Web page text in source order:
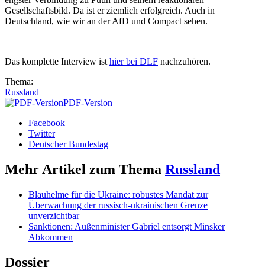
Gesellschaftsbild. Da ist er ziemlich erfolgreich. Auch in
Deutschland, wie wir an der AfD und Compact sehen.
Das komplette Interview ist hier bei DLF nachzuhören.
Thema:
Russland
PDF-Version
Facebook
Twitter
Deutscher Bundestag
Mehr Artikel zum Thema Russland
Blauhelme für die Ukraine: robustes Mandat zur
Überwachung der russisch-ukrainischen Grenze
unverzichtbar
Sanktionen: Außenminister Gabriel entsorgt Minsker
Abkommen
Dossier